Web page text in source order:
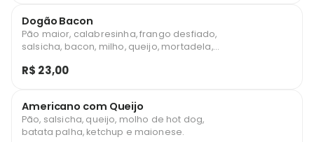
Dogão Bacon
Pão maior, calabresinha, frango desfiado,
salsicha, bacon, milho, queijo, mortadela,
maionese.
R$ 23,00
Americano com Queijo
Pão, salsicha, queijo, molho de hot dog,
batata palha, ketchup e maionese.